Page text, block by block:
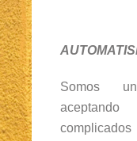
Somos